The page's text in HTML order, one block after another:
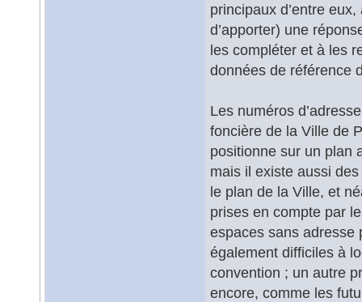
principaux d’entre
d’apporter) une
les compléter et à les
données de référence
Les numéros
foncière de la Ville de
positionne sur un plan
mais il existe aussi
le plan de la Ville, et
prises en compte par
espaces sans
également difficiles à
convention ; un autre
encore, comme les